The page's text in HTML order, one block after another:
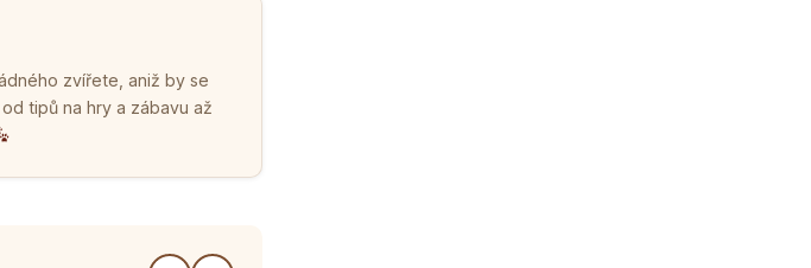
zvířete, aniž by se
tipů na hry a zábavu až